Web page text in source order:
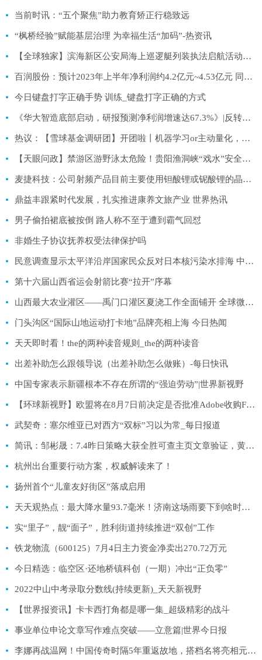
当前时讯：“五个聚焦”助力教育矫正行稳致远
“枫桥经验”赋能基层治理 为幸福生活“加码”-热资讯
【全球独家】滨海新区公安局海上巡逻艇列装执法启航活动举行
百润股份：预计2023年上半年净利润约4.2亿元~4.53亿元 同比增长90%~105%
今日键盘打字正确手势 训练_键盘打字正确的方式
《华大智造底部启动，研报预测净利润增速达67.3%》|反转信号快报
热议：【雪球基金调研团】开团啦丨机器学习or主动量化，什么才是量化投资最优解？苏秉毅告诉你答案！快来报名吧！
【天眼问政】禁游区游野泳太危险！贵阳渔洞峡“戏水”安全隐患多 环球热头条
麦捷科技：公司射频产品目前主要使用钽酸锂或铌酸锂的晶圆 暂未涉及氮化镓
鼎益丰跟紧时代发展，扎实推进康养文旅产业 世界热讯
男子偷拍裙底被按倒 路人称不至于遭到霸气回怼
非婚生子协议抚养权受法律保护吗
民意调查显示太平洋沿岸国家民众反对日本核污染水排海 中方回应
第十六届山西省运会射箭比赛“拉开”序幕
山西最大农业灌区——禹门口灌区夏浇工作全面铺开 全球微速讯
门头沟区“国际山地运动打卡地”品牌亮相上海 今日热闻
天天即时看！the的两种读音规则_the的两种读音
出差补助怎么跟领导说（出差补助怎么做账）-每日快讯
中国专家表示新疆根本不存在所谓的“强迫劳动”|世界新视野
【环球新视野】欧盟将在8月7日前决定是否批准Adobe收购Figma
武契奇：塞尔维亚已对西方“双标”习以为常_每日报道
简讯：邹彬晟：7.4昨日策略大获全胜可查主页文章验证，黄金多空即将分道扬镳，今日黄金原油走势分析附操作策略
杭州出台重要行动方案，权威解读来了！
扬州首个“儿童友好街区”落成启用
天天观热点：最大降水量93.7毫米！济南这场雨要下到啥时候？最新预报来了
实“里子”，靓“面子”，胜利街道持续推进“双创”工作
铁龙物流（600125）7月4日主力资金净卖出270.72万元
今日精选：临空区·还地桥镇科创（一期）冲出“正负零”
2022中山中考录取分数线(持续更新)_天天新视野
【世界报资讯】卡卡西打角都是哪一集_超级精彩的战斗
事业单位申论文章写作难点突破——立意篇|世界今日报
李娜再战温网！中国传奇时隔5年重返故地，搭档名将亮相元老赛！